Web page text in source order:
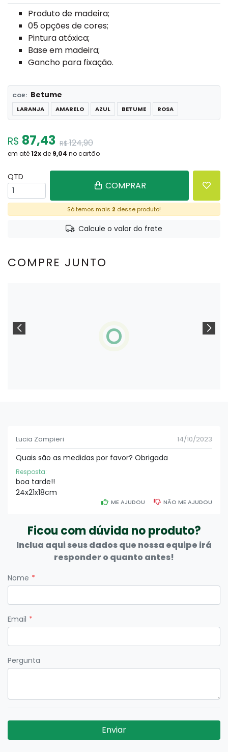
Produto de madeira;
05 opções de cores;
Pintura atóxica;
Base em madeira;
Gancho para fixação.
COR: Betume
LARANJA AMARELO AZUL BETUME ROSA
R$ 87,43 R$124,90
em até12xde 9,04 no cartão
QTD
COMPRAR
Só temos mais 2 desse produto!
Calcule o valor do frete
COMPRE JUNTO
Lucia Zampieri 14/10/2023
Quais são as medidas por favor? Obrigada
Resposta:
boa tarde!!
24x21x18cm
ME AJUDOU NÃO ME AJUDOU
Ficou com dúvida no produto?
Inclua aqui seus dados que nossa equipe irá
responder o quanto antes!
Nome
Email
Pergunta
Enviar